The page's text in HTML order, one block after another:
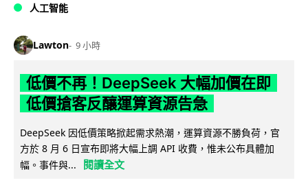
人工智能
Lawton 9 小時
低價不再！DeepSeek 大幅加價在即
低價搶客反釀運算資源告急
DeepSeek 因低價策略掀起需求熱潮，運算資源不勝負荷，官
方於 8 月 6 日宣布即將大幅上調 API 收費，惟未公布具體加
幅。事件與...
閱讀全文